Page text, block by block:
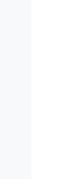
डॉक्टर भारत जैसे
: सहिष्णु देश में .. मैं एक